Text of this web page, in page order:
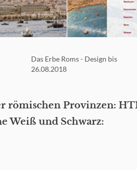
Das Erbe Roms - Design bis
26.08.2018
römischen Provinzen:
Weiß und Schwarz: